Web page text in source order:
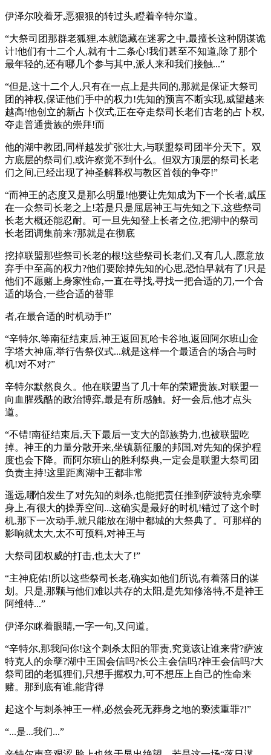
伊泽尔咬着牙,恶狠狠的转过头,瞪着辛特尔道。
“大祭司团那群老狐狸,本就隐藏在迷雾之中,最擅长这种阴谋诡
计!他们有十二个人,就有十二条心!我们甚至不知道,除了那个
最年轻的,还有哪几个参与其中,派人来和我们接触...”
“但是,这十二个人,只有在一点上是共同的,那就是保证大祭司
团的神权,保证他们手中的权力!先知的预言不断实现,威望越来
越高!他创立的新占卜仪式,正在夺走祭司长老们古老的占卜权,
夺走普通贵族的崇拜!而
他的湖中教团,同样越发扩张壮大,与联盟祭司团半分天下。双
方底层的祭司们,或许察觉不到什么。但双方顶层的祭司长老
们之间,已经出现了神圣解释权与教区首领的争夺!”
“而神王的态度又是那么明显!他要让先知成为下一个长者,威压
在一众祭司长老之上!若是只是屈居神王与先知之下,这些祭司
长老大概还能忍耐。可一旦先知登上长者之位,把湖中的祭司
长老团调集前来?那就是在彻底
挖掉联盟那些祭司长老的根!这些祭司长老们,又有几人,愿意放
弃手中至高的权力?他们要除掉先知的心思,恐怕早就有了!只是
他们不愿赌上身家性命,一直在寻找,寻找一把合适的刀,一个合
适的场合,一些合适的替罪
者,在最合适的时机动手!”
“辛特尔,等南征结束后,神王返回瓦哈卡谷地,返回阿尔班山金
字塔大神庙,举行告祭仪式...就是这样一个最适合的场合与时
机!对不对?”
辛特尔默然良久。他在联盟当了几十年的荣耀贵族,对联盟一
向血腥残酷的政治博弈,最是有所感触。好一会后,他才点头
道。
“不错!南征结束后,天下最后一支大的部族势力,也被联盟吃
掉。神王的力量分散开来,坐镇新征服的邦国,对先知的保护程
度也会下降。而阿尔班山的胜利祭典,一定会是联盟大祭司团
负责主持!这里距离湖中王都非常
遥远,哪怕发生了对先知的刺杀,也能把责任推到萨波特克余孽
身上,有很大的操弄空间...这确实是最好的时机!错过了这个时
机,那下一次动手,就只能放在湖中都城的大祭典了。可那样的
影响就太大,太不可预料,对神王与
大祭司团权威的打击,也太大了!”
“主神庇佑!所以这些祭司长老,确实如他们所说,有着落日的谋
划。只是,那颗与他们难以共存的太阳,是先知修洛特,不是神王
阿维特...”
伊泽尔眯着眼睛,一字一句,又问道。
“辛特尔,那我问你!这个刺杀太阳的罪责,究竟该让谁来背?萨波
特克人的余孽?湖中王国会信吗?长公主会信吗?神王会信吗?大
祭司团的老狐狸们,只想手握权力,可不想压上自己的性命来
赌。那到底有谁,能背得
起这个与刺杀神王一样,必然会死无葬身之地的亵渎重罪?!”
“...是...我们...”